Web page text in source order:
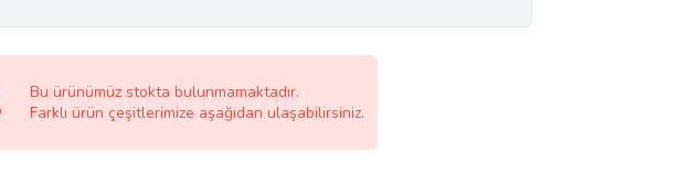
Bu ürünümüz stokta bulunmamaktadır.
Farklı ürün çeşitlerimize aşağıdan ulaşabilirsiniz.